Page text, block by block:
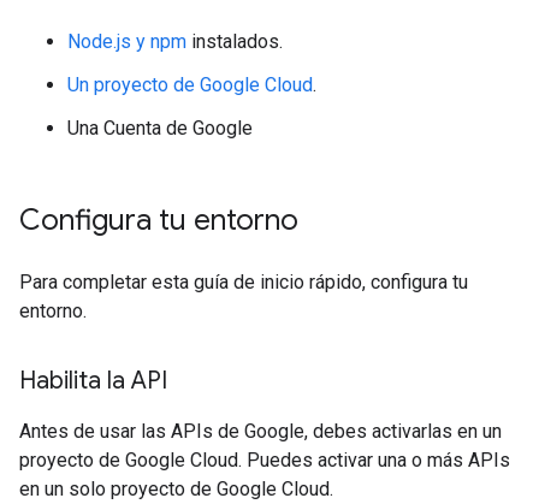
Node.js y npm instalados.
Un proyecto de Google Cloud.
Una Cuenta de Google
Configura tu entorno
Para completar esta guía de inicio rápido, configura tu
entorno.
Habilita la API
Antes de usar las APIs de Google, debes activarlas en un
proyecto de Google Cloud. Puedes activar una o más APIs
en un solo proyecto de Google Cloud.